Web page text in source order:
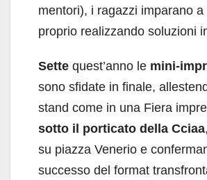
mentori), i ragazzi imparano a
proprio realizzando soluzioni
Sette quest’anno le mini-
sono sfidate in finale,
stand come in una Fiera
sotto il porticato della Cciaa
su piazza Venerio e
successo del format